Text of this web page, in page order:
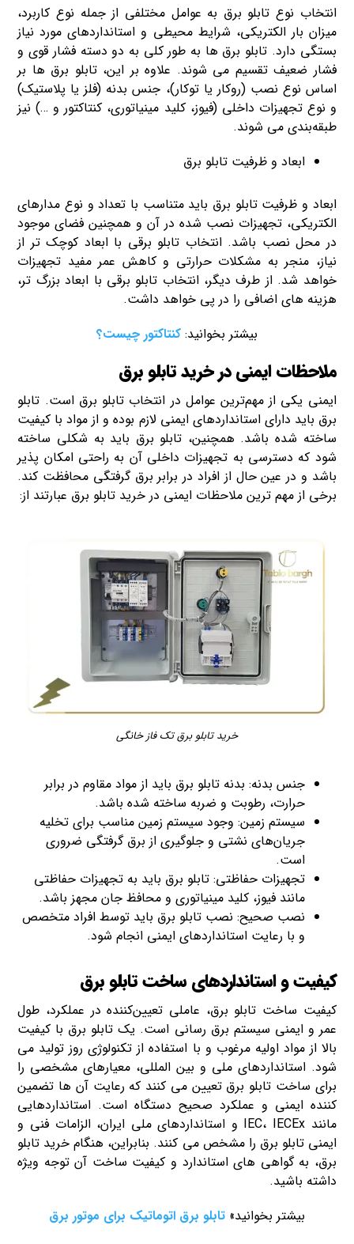
انتخاب نوع تابلو برق به عوامل مختلفی از جمله نوع کاربرد،
میزان بار الکتریکی، شرایط محیطی و استانداردهای مورد نیاز
بستگی دارد. تابلو برق‌ ها به طور کلی به دو دسته فشار قوی و
فشار ضعیف تقسیم می‌ شوند. علاوه بر این، تابلو برق‌ ها بر
اساس نوع نصب (روکار یا توکار)، جنس بدنه (فلز یا پلاستیک)
و نوع تجهیزات داخلی (فیوز، کلید مینیاتوری، کنتاکتور و …) نیز
طبقه‌بندی می‌ شوند.
ابعاد و ظرفیت تابلو برق
ابعاد و ظرفیت تابلو برق باید متناسب با تعداد و نوع مدارهای
الکتریکی، تجهیزات نصب شده در آن و همچنین فضای موجود
در محل نصب باشد. انتخاب تابلو برقی با ابعاد کوچک‌ تر از
نیاز، منجر به مشکلات حرارتی و کاهش عمر مفید تجهیزات
خواهد شد. از طرف دیگر، انتخاب تابلو برقی با ابعاد بزرگ‌ تر،
هزینه‌ های اضافی را در پی خواهد داشت.
بیشتر بخوانید: کنتاکتور چیست؟
ملاحظات ایمنی در خرید تابلو برق
ایمنی یکی از مهم‌ترین عوامل در انتخاب تابلو برق است. تابلو
برق باید دارای استانداردهای ایمنی لازم بوده و از مواد با کیفیت
ساخته شده باشد. همچنین، تابلو برق باید به شکلی ساخته
شود که دسترسی به تجهیزات داخلی آن به راحتی امکان‌ پذیر
باشد و در عین حال از افراد در برابر برق‌ گرفتگی محافظت کند.
برخی از مهم‌ ترین ملاحظات ایمنی در خرید تابلو برق عبارتند از:
خرید تابلو برق تک فاز خانگی
جنس بدنه: بدنه تابلو برق باید از مواد مقاوم در برابر
حرارت، رطوبت و ضربه ساخته شده باشد.
سیستم زمین: وجود سیستم زمین مناسب برای تخلیه
جریان‌های نشتی و جلوگیری از برق‌ گرفتگی ضروری
است.
تجهیزات حفاظتی: تابلو برق باید به تجهیزات حفاظتی
مانند فیوز، کلید مینیاتوری و محافظ جان مجهز باشد.
نصب صحیح: نصب تابلو برق باید توسط افراد متخصص
و با رعایت استانداردهای ایمنی انجام شود.
کیفیت و استانداردهای ساخت تابلو برق
کیفیت ساخت تابلو برق، عاملی تعیین‌کننده در عملکرد، طول
عمر و ایمنی سیستم برق‌ رسانی است. یک تابلو برق با کیفیت
بالا از مواد اولیه مرغوب و با استفاده از تکنولوژی روز تولید می‌
شود. استانداردهای ملی و بین‌ المللی، معیارهای مشخصی را
برای ساخت تابلو برق تعیین می‌ کنند که رعایت آن‌ ها تضمین‌
کننده ایمنی و عملکرد صحیح دستگاه است. استانداردهایی
مانند IEC، IECEx و استانداردهای ملی ایران، الزامات فنی و
ایمنی تابلو برق را مشخص می‌ کنند. بنابراین، هنگام خرید تابلو
برق، به گواهی‌ های استاندارد و کیفیت ساخت آن توجه ویژه
داشته باشید.
بیشتر بخوانید» تابلو برق اتوماتیک برای موتور برق